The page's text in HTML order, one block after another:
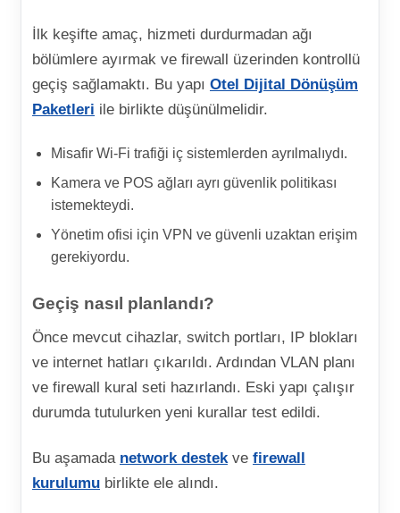
İlk keşifte amaç, hizmeti durdurmadan ağı
bölümlere ayırmak ve firewall üzerinden kontrollü
geçiş sağlamaktı. Bu yapı Otel Dijital Dönüşüm
Paketleri ile birlikte düşünülmelidir.
Misafir Wi-Fi trafiği iç sistemlerden ayrılmalıydı.
Kamera ve POS ağları ayrı güvenlik politikası
istemekteydi.
Yönetim ofisi için VPN ve güvenli uzaktan erişim
gerekiyordu.
Geçiş nasıl planlandı?
Önce mevcut cihazlar, switch portları, IP blokları
ve internet hatları çıkarıldı. Ardından VLAN planı
ve firewall kural seti hazırlandı. Eski yapı çalışır
durumda tutulurken yeni kurallar test edildi.
Bu aşamada network destek ve firewall
kurulumu birlikte ele alındı.